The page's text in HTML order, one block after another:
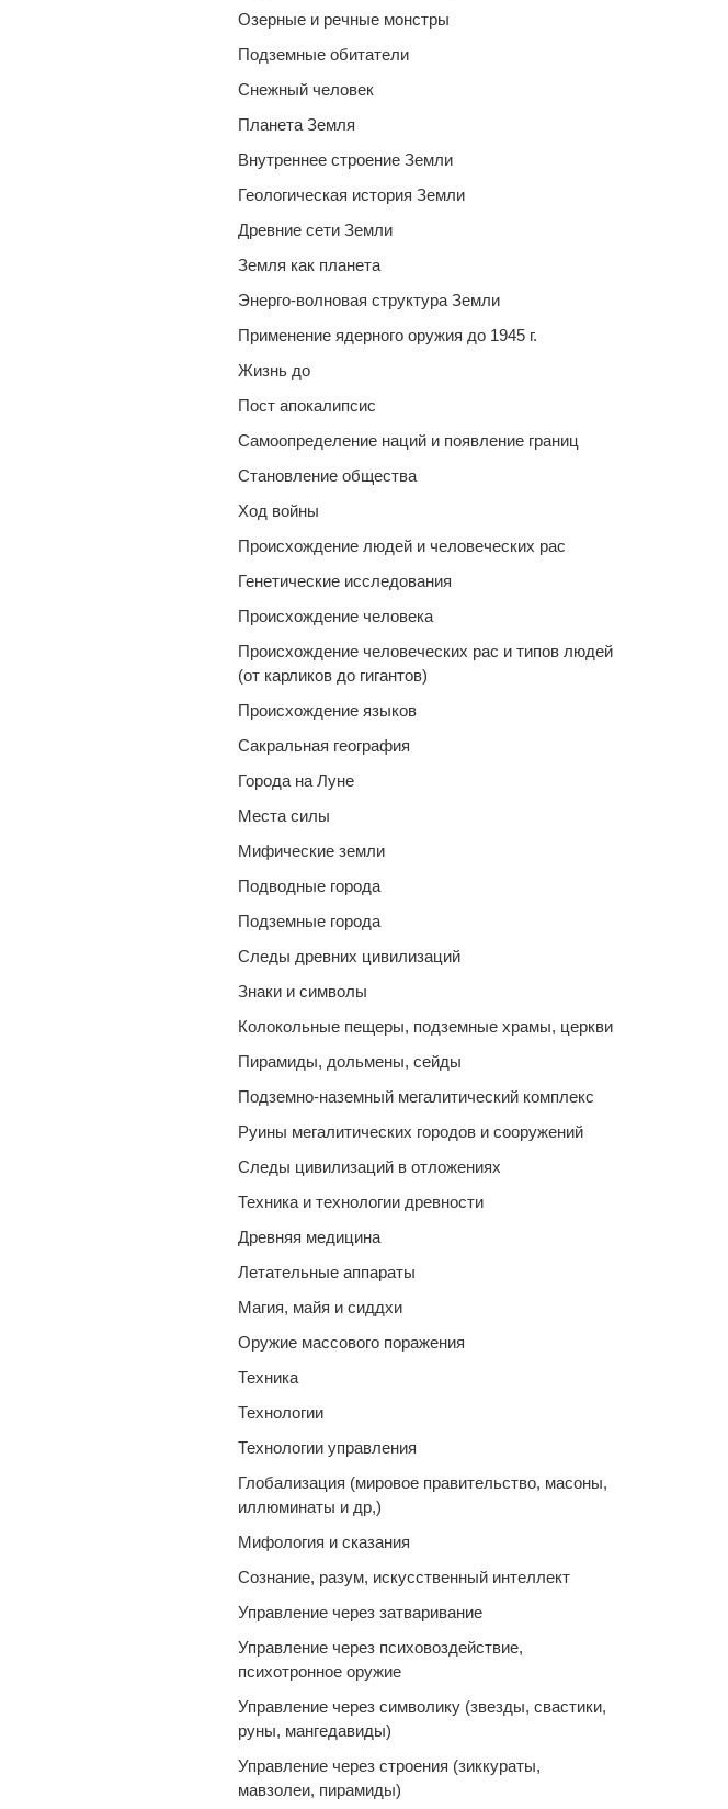
Озерные и речные монстры
Подземные обитатели
Снежный человек
Планета Земля
Внутреннее строение Земли
Геологическая история Земли
Древние сети Земли
Земля как планета
Энерго-волновая структура Земли
Применение ядерного оружия до 1945 г.
Жизнь до
Пост апокалипсис
Самоопределение наций и появление границ
Становление общества
Ход войны
Происхождение людей и человеческих рас
Генетические исследования
Происхождение человека
Происхождение человеческих рас и типов людей
(от карликов до гигантов)
Происхождение языков
Сакральная география
Города на Луне
Места силы
Мифические земли
Подводные города
Подземные города
Следы древних цивилизаций
Знаки и символы
Колокольные пещеры, подземные храмы, церкви
Пирамиды, дольмены, сейды
Подземно-наземный мегалитический комплекс
Руины мегалитических городов и сооружений
Следы цивилизаций в отложениях
Техника и технологии древности
Древняя медицина
Летательные аппараты
Магия, майя и сиддхи
Оружие массового поражения
Техника
Технологии
Технологии управления
Глобализация (мировое правительство, масоны,
иллюминаты и др,)
Мифология и сказания
Сознание, разум, искусственный интеллект
Управление через затваривание
Управление через психовоздействие,
психотронное оружие
Управление через символику (звезды, свастики,
руны, мангедавиды)
Управление через строения (зиккураты,
мавзолеи, пирамиды)